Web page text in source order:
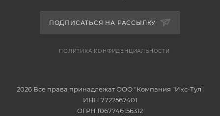
ПОДПИСАТЬСЯ НА РАССЫЛКУ
ПОЛИТИКА КОНФИДЕНЦИАЛЬНОСТИ
2026 Все права принадлежат ООО "Компания "Икс-Тул"
ИНН 7722567401
ОГРН 1067746156312